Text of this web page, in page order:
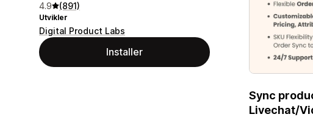
4.9 (891)
Utvikler
Digital Product Labs
Installer
Sync
Livechat/